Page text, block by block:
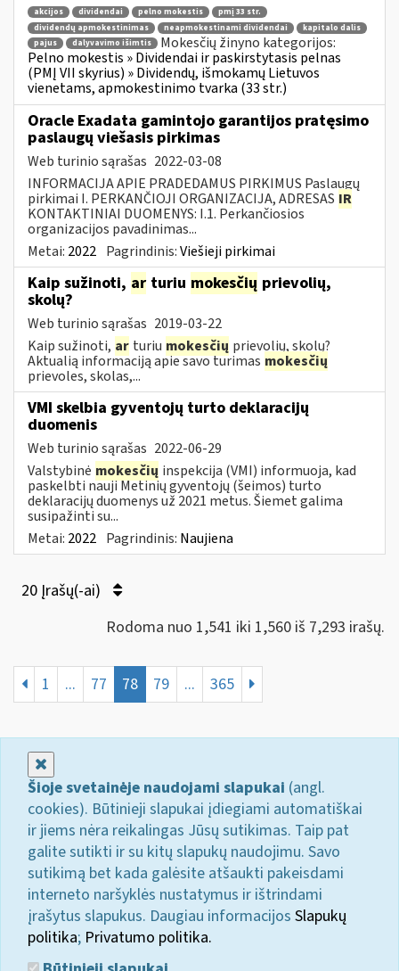
akcijos dividendai pelno mokestis
pmį 33 str.
dividendų apmokestinimas
neapmokestinami dividendai
kapitalo dalis
pajus
dalyvavimo išimtis
Mokesčių žinyno kategorijos:
Pelno mokestis » Dividendai ir paskirstytasis pelnas
(PMĮ VII skyrius) » Dividendų, išmokamų Lietuvos
vienetams, apmokestinimo tvarka (33 str.)
Oracle Exadata gamintojo garantijos pratęsimo
paslaugų viešasis pirkimas
Web turinio sąrašas 2022-03-08
INFORMACIJA APIE PRADEDAMUS PIRKIMUS Paslaugų
pirkimai I. PERKANČIOJI ORGANIZACIJA, ADRESAS IR
KONTAKTINIAI DUOMENYS: I.1. Perkančiosios
organizacijos pavadinimas...
Metai: 2022 Pagrindinis:Viešieji pirkimai
Kaip sužinoti, ar turiu mokesčių prievolių,
skolų?
Web turinio sąrašas 2019-03-22
Kaip sužinoti, ar turiu mokesčių prievolių, skolų?
Aktualią informaciją apie savo turimas mokesčių
prievoles, skolas,...
VMI skelbia gyventojų turto deklaracijų
duomenis
Web turinio sąrašas 2022-06-29
Valstybinė mokesčių inspekcija (VMI) informuoja, kad
paskelbti nauji Metinių gyventojų (šeimos) turto
deklaracijų duomenys už 2021 metus. Šiemet galima
susipažinti su...
Metai: 2022 Pagrindinis: Naujiena
20 Įrašų(-ai)
Rodoma nuo 1,541 iki 1,560 iš 7,293 irašų.
1 ... 77 78 79 ... 365
Šioje svetainėje naudojami slapukai (angl.
cookies). Būtinieji slapukai įdiegiami automatiškai
ir jiems nėra reikalingas Jūsų sutikimas. Taip pat
galite sutikti ir su kitų slapukų naudojimu. Savo
sutikimą bet kada galėsite atšaukti pakeisdami
interneto naršyklės nustatymus ir ištrindami
įrašytus slapukus. Daugiau informacijos Slapukų
politika; Privatumo politika.